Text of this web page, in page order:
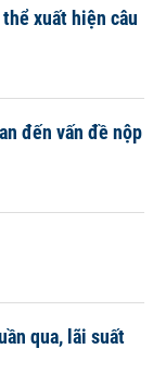
xuất hiện câu
đến vấn đề nộp
qua, lãi suất